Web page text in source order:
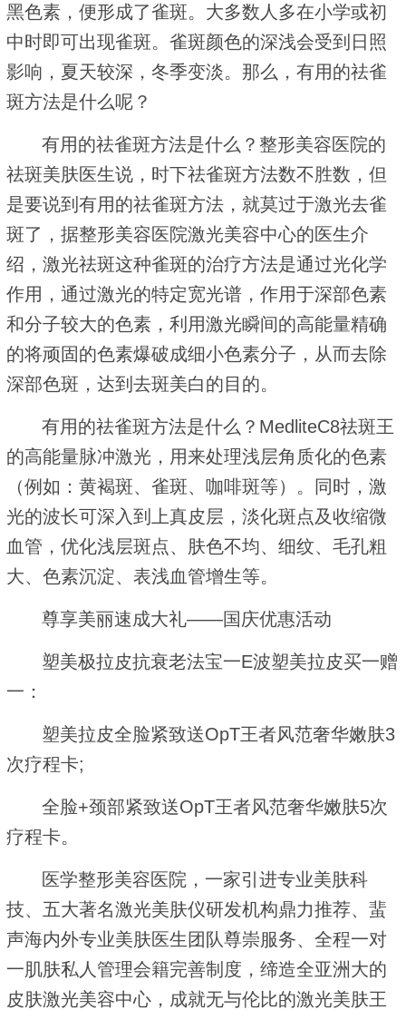
黑色素，便形成了雀斑。大多数人多在小学或初
中时即可出现雀斑。雀斑颜色的深浅会受到日照
影响，夏天较深，冬季变淡。那么，有用的祛雀
斑方法是什么呢？
有用的祛雀斑方法是什么？整形美容医院的
祛斑美肤医生说，时下祛雀斑方法数不胜数，但
是要说到有用的祛雀斑方法，就莫过于激光去雀
斑了，据整形美容医院激光美容中心的医生介
绍，激光祛斑这种雀斑的治疗方法是通过光化学
作用，通过激光的特定宽光谱，作用于深部色素
和分子较大的色素，利用激光瞬间的高能量精确
的将顽固的色素爆破成细小色素分子，从而去除
深部色斑，达到去斑美白的目的。
有用的祛雀斑方法是什么？MedliteC8祛斑王
的高能量脉冲激光，用来处理浅层角质化的色素
（例如：黄褐斑、雀斑、咖啡斑等）。同时，激
光的波长可深入到上真皮层，淡化斑点及收缩微
血管，优化浅层斑点、肤色不均、细纹、毛孔粗
大、色素沉淀、表浅血管增生等。
尊享美丽速成大礼——国庆优惠活动
塑美极拉皮抗衰老法宝一E波塑美拉皮买一赠
一：
塑美拉皮全脸紧致送OpT王者风范奢华嫩肤3
次疗程卡;
全脸+颈部紧致送OpT王者风范奢华嫩肤5次
疗程卡。
医学整形美容医院，一家引进专业美肤科
技、五大著名激光美肤仪研发机构鼎力推荐、蜚
声海内外专业美肤医生团队尊崇服务、全程一对
一肌肤私人管理会籍完善制度，缔造全亚洲大的
皮肤激光美容中心，成就无与伦比的激光美肤王